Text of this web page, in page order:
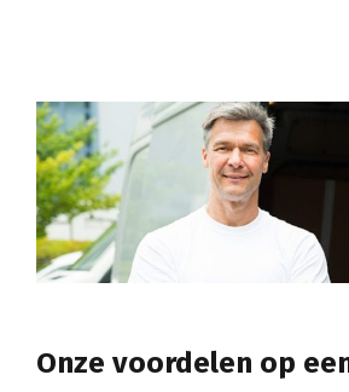
Onze voordelen op